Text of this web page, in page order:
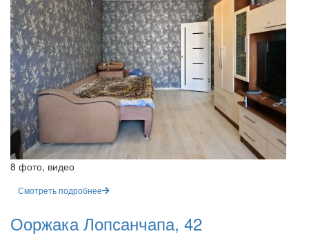
8 фото, видео
Смотреть подробнее
Ооржака Лопсанчапа, 42